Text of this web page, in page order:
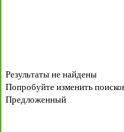
Результаты не найдены
Попробуйте изменить
Предложенный